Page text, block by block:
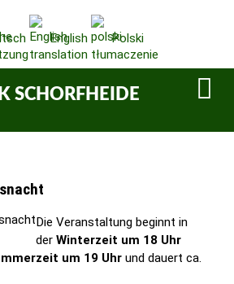
English Polski
Die Veranstaltung beginnt in
der Winterzeit um 18 Uhr
um 19 Uhr und dauert ca.